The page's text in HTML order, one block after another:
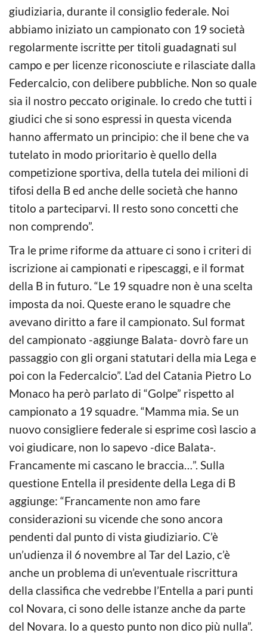
giudiziaria, durante il consiglio federale. Noi
abbiamo iniziato un campionato con 19 società
regolarmente iscritte per titoli guadagnati sul
campo e per licenze riconosciute e rilasciate dalla
Federcalcio, con delibere pubbliche. Non so quale
sia il nostro peccato originale. Io credo che tutti i
giudici che si sono espressi in questa vicenda
hanno affermato un principio: che il bene che va
tutelato in modo prioritario è quello della
competizione sportiva, della tutela dei milioni di
tifosi della B ed anche delle società che hanno
titolo a parteciparvi. Il resto sono concetti che
non comprendo”.
Tra le prime riforme da attuare ci sono i criteri di
iscrizione ai campionati e ripescaggi, e il format
della B in futuro. “Le 19 squadre non è una scelta
imposta da noi. Queste erano le squadre che
avevano diritto a fare il campionato. Sul format
del campionato -aggiunge Balata- dovrò fare un
passaggio con gli organi statutari della mia Lega e
poi con la Federcalcio”. L’ad del Catania Pietro Lo
Monaco ha però parlato di “Golpe” rispetto al
campionato a 19 squadre. “Mamma mia. Se un
nuovo consigliere federale si esprime così lascio a
voi giudicare, non lo sapevo -dice Balata-.
Francamente mi cascano le braccia…”. Sulla
questione Entella il presidente della Lega di B
aggiunge: “Francamente non amo fare
considerazioni su vicende che sono ancora
pendenti dal punto di vista giudiziario. C’è
un’udienza il 6 novembre al Tar del Lazio, c’è
anche un problema di un’eventuale riscrittura
della classifica che vedrebbe l’Entella a pari punti
col Novara, ci sono delle istanze anche da parte
del Novara. Io a questo punto non dico più nulla”.